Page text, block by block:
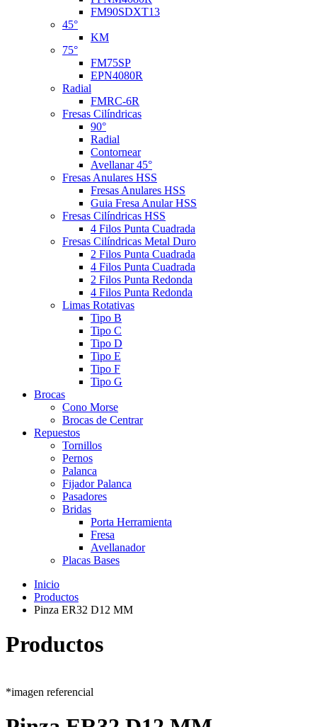
FM90SDXT13
45°
KM
75°
FM75SP
EPN4080R
Radial
FMRC-6R
Fresas Cilíndricas
90°
Radial
Contornear
Avellanar 45°
Fresas Anulares HSS
Fresas Anulares HSS
Guia Fresa Anular HSS
Fresas Cilíndricas HSS
4 Filos Punta Cuadrada
Fresas Cilíndricas Metal Duro
2 Filos Punta Cuadrada
4 Filos Punta Cuadrada
2 Filos Punta Redonda
4 Filos Punta Redonda
Limas Rotativas
Tipo B
Tipo C
Tipo D
Tipo E
Tipo F
Tipo G
Brocas
Cono Morse
Brocas de Centrar
Repuestos
Tornillos
Pernos
Palanca
Fijador Palanca
Pasadores
Bridas
Porta Herramienta
Fresa
Avellanador
Placas Bases
Inicio
Productos
Pinza ER32 D12 MM
Productos
*imagen referencial